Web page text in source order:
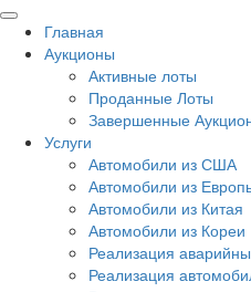
Главная
Аукционы
Активные лоты
Проданные Лоты
Завершенные
Услуги
Автомобили из США
Автомобили из
Автомобили из Китая
Автомобили из Кореи
Реализация
Реализация